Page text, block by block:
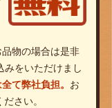
物の場合は是非
みをいただけまし
て弊社負担。 お
さい。